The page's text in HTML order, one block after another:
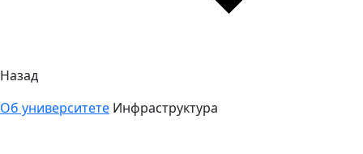
Назад
Об университете Инфраструктура